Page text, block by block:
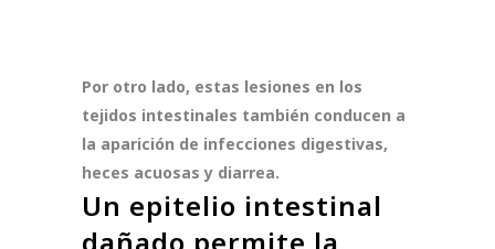
Por otro lado, estas lesiones en los
tejidos intestinales también conducen a
la aparición de infecciones digestivas,
heces acuosas y diarrea.
Un epitelio intestinal